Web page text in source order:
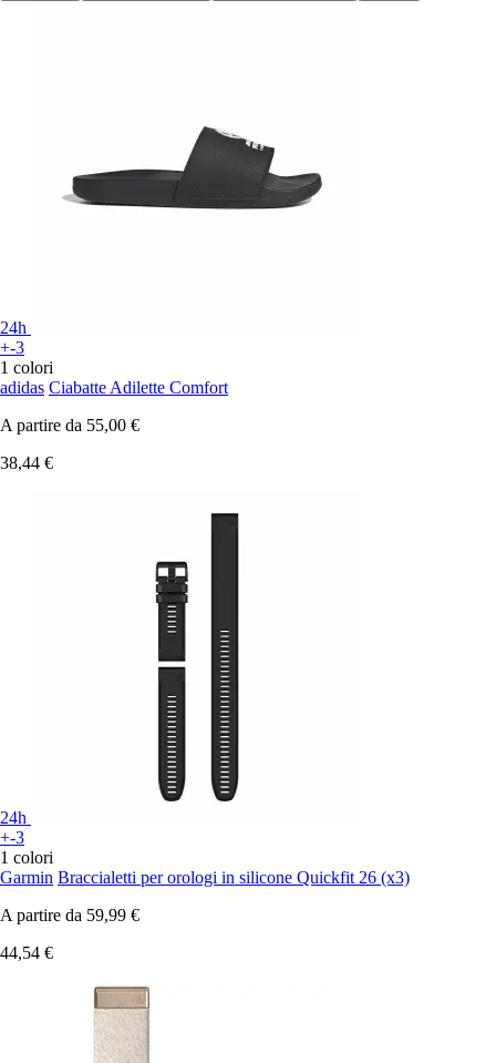
24h
+-3
1 colori
adidas Ciabatte Adilette Comfort
A partire da 55,00 €
38,44 €
24h
+-3
1 colori
Garmin Braccialetti per orologi in silicone Quickfit 26 (x3)
A partire da 59,99 €
44,54 €